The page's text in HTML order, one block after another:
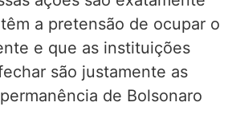
a pretensão de ocupar o
e que as instituições
são justamente as
de Bolsonaro